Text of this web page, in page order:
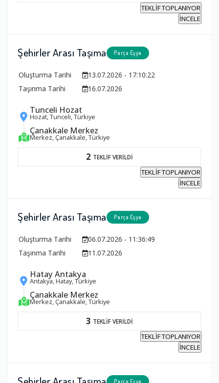
TEKLİF TOPLANIYOR
İNCELE
Şehirler Arası Taşıma Parça Eşya
Oluşturma Tarihi
13.07.2026 - 17:10:22
Taşınma Tarihi
16.07.2026
Tunceli Hozat
Hozat, Tunceli, Türkiye
Çanakkale Merkez
Merkez, Çanakkale, Türkiye
2 TEKLİF VERİLDİ
TEKLİF TOPLANIYOR
İNCELE
Şehirler Arası Taşıma Parça Eşya
Oluşturma Tarihi
06.07.2026 - 11:36:49
Taşınma Tarihi
11.07.2026
Hatay Antakya
Antakya, Hatay, Türkiye
Çanakkale Merkez
Merkez, Çanakkale, Türkiye
3 TEKLİF VERİLDİ
TEKLİF TOPLANIYOR
İNCELE
Parça Eşya